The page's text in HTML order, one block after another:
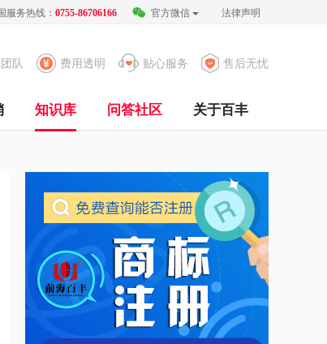
服务热线： 0755-86706166 官方微信 法律声明
售后无忧
贴心服务
费用透明
队
知识库 问答社区 关于百丰